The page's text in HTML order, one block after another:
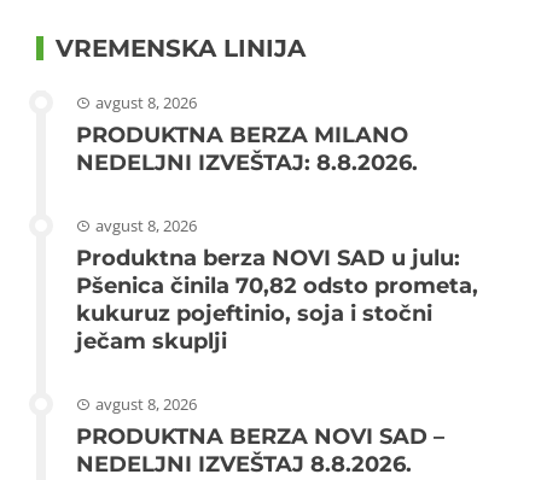
VREMENSKA LINIJA
avgust 8, 2026
PRODUKTNA BERZA MILANO
NEDELJNI IZVEŠTAJ: 8.8.2026.
avgust 8, 2026
Produktna berza NOVI SAD u julu:
Pšenica činila 70,82 odsto prometa,
kukuruz pojeftinio, soja i stočni
ječam skuplji
avgust 8, 2026
PRODUKTNA BERZA NOVI SAD –
NEDELJNI IZVEŠTAJ 8.8.2026.